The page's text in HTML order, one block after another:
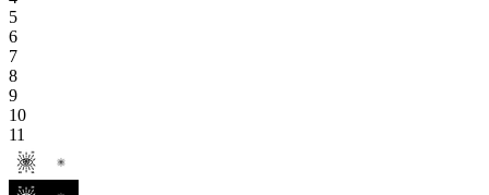
5
6
7
8
9
10
11